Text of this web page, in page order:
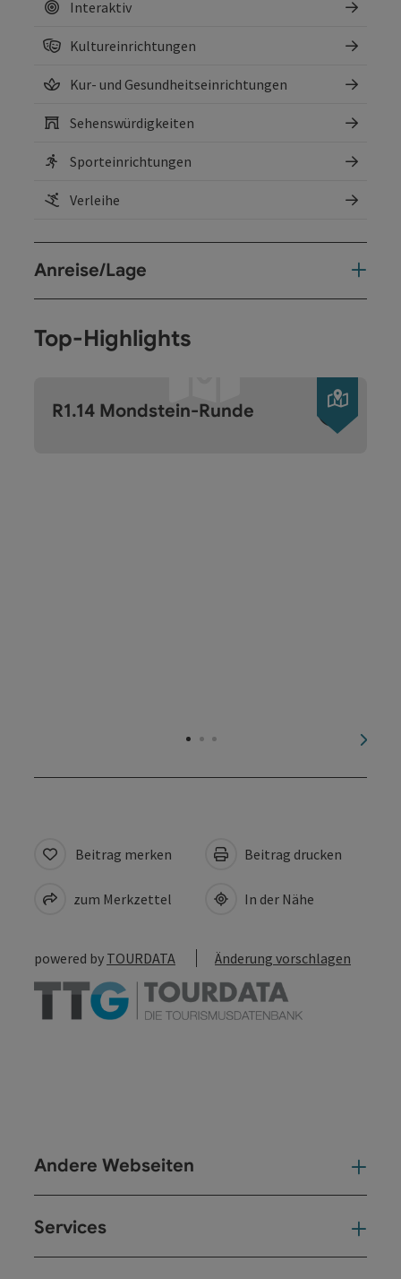
Interaktiv
Kultureinrichtungen
Kur- und Gesundheitseinrichtungen
Sehenswürdigkeiten
Sporteinrichtungen
Verleihe
Anreise/Lage
Top-Highlights
R1.14 Mondstein-Runde
Beitrag merken
zum Merkzettel
Beitrag drucken
In der Nähe
powered by TOURDATA Änderung vorschlagen
Andere Webseiten
Services